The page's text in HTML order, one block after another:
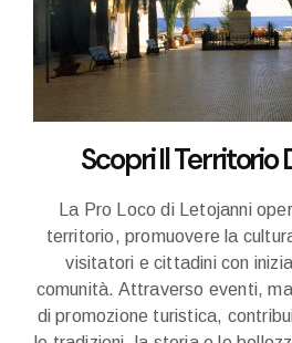
Scopri Il Territorio
La Pro Loco di Letojanni
territorio, promuovere la
visitatori e cittadini con
comunità. Attraverso eventi,
di promozione turistica,